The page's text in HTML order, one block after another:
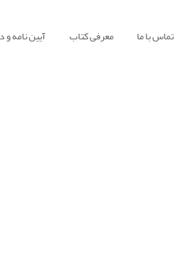
تماس با ما معرفی کتاب آیین نامه